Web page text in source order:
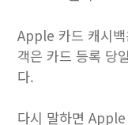
Apple 카드 캐시
객은 카드 등록 당
다.
다시 말하면